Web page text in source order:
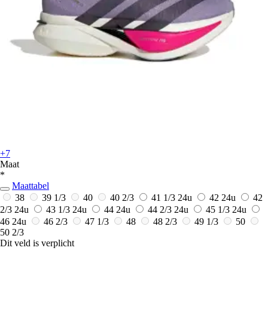
+7
Maat
*
Maattabel
38
39 1/3 40 40 2/3 41 1/3 24u 42 24u
42
2/3 24u 43 1/3 24u 44 24u 44 2/3 24u 45 1/3 24u
46 24u 46 2/3 47 1/3 48 48 2/3 49 1/3
50
50 2/3
Dit veld is verplicht